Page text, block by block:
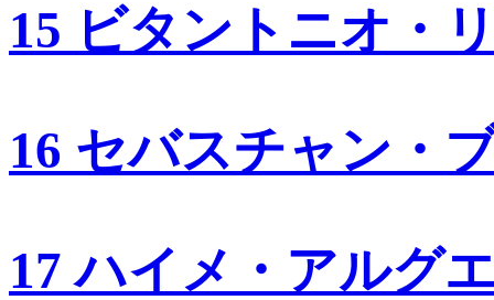
15 ビタントニオ・
16 セバスチャン・
17 ハイメ・アルグ